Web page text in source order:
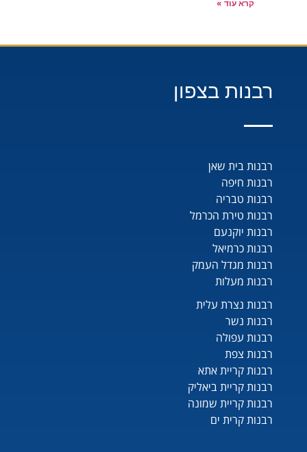
קרא עוד »
רבנות בצפון
רבנות בית שאן
רבנות חיפה
רבנות טבריה
רבנות טירת הכרמל
רבנות יוקנעם
רבנות כרמיאל
רבנות מגדל העמק
רבנות מעלות
רבנות נצרת עלית
רבנות נשר
רבנות עפולה
רבנות צפת
רבנות קריית אתא
רבנות קריית ביאליק
רבנות קריית שמונה
רבנות קרית ים